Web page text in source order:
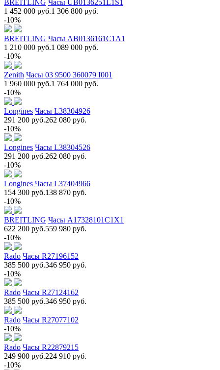
BREITLING Часы UB0136251L1S1
1 452 000 руб.1 306 800 руб.
-10%
BREITLING Часы AB0136161C1A1
1 210 000 руб.1 089 000 руб.
-10%
Zenith Часы 03 9500 360079 I001
1 960 000 руб.1 764 000 руб.
-10%
Longines Часы L38304926
291 200 руб.262 080 руб.
-10%
Longines Часы L38304526
291 200 руб.262 080 руб.
-10%
Longines Часы L37404966
154 300 руб.138 870 руб.
-10%
BREITLING Часы A17328101C1X1
622 200 руб.559 980 руб.
-10%
Rado Часы R27196152
385 500 руб.346 950 руб.
-10%
Rado Часы R27124162
385 500 руб.346 950 руб.
Rado Часы R27077102
-10%
Rado Часы R22879215
249 900 руб.224 910 руб.
-10%